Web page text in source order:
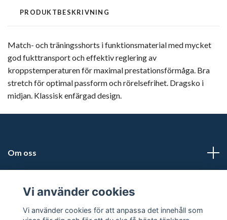
PRODUKTBESKRIVNING
Match- och träningsshorts i funktionsmaterial med mycket
god fukttransport och effektiv reglering av
kroppstemperaturen för maximal prestationsförmåga. Bra
stretch för optimal passform och rörelsefrihet. Dragsko i
midjan. Klassisk enfärgad design.
Om oss
Läs mer
Vi använder cookies
Vi använder cookies för att anpassa det innehåll som